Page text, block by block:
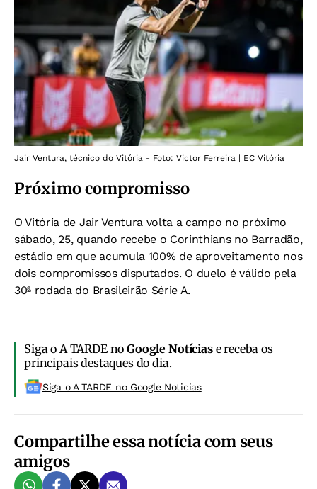
Jair Ventura, técnico do Vitória - Foto: Victor Ferreira | EC Vitória
Próximo compromisso
O Vitória de Jair Ventura volta a campo no próximo
sábado, 25, quando recebe o Corinthians no Barradão,
estádio em que acumula 100% de aproveitamento nos
dois compromissos disputados. O duelo é válido pela
30ª rodada do Brasileirão Série A.
Siga o A TARDE noGoogle Notíciase receba os
principais destaques do dia.
Siga o A TARDE no Google Noticias
Compartilhe essa notícia com seus
amigos